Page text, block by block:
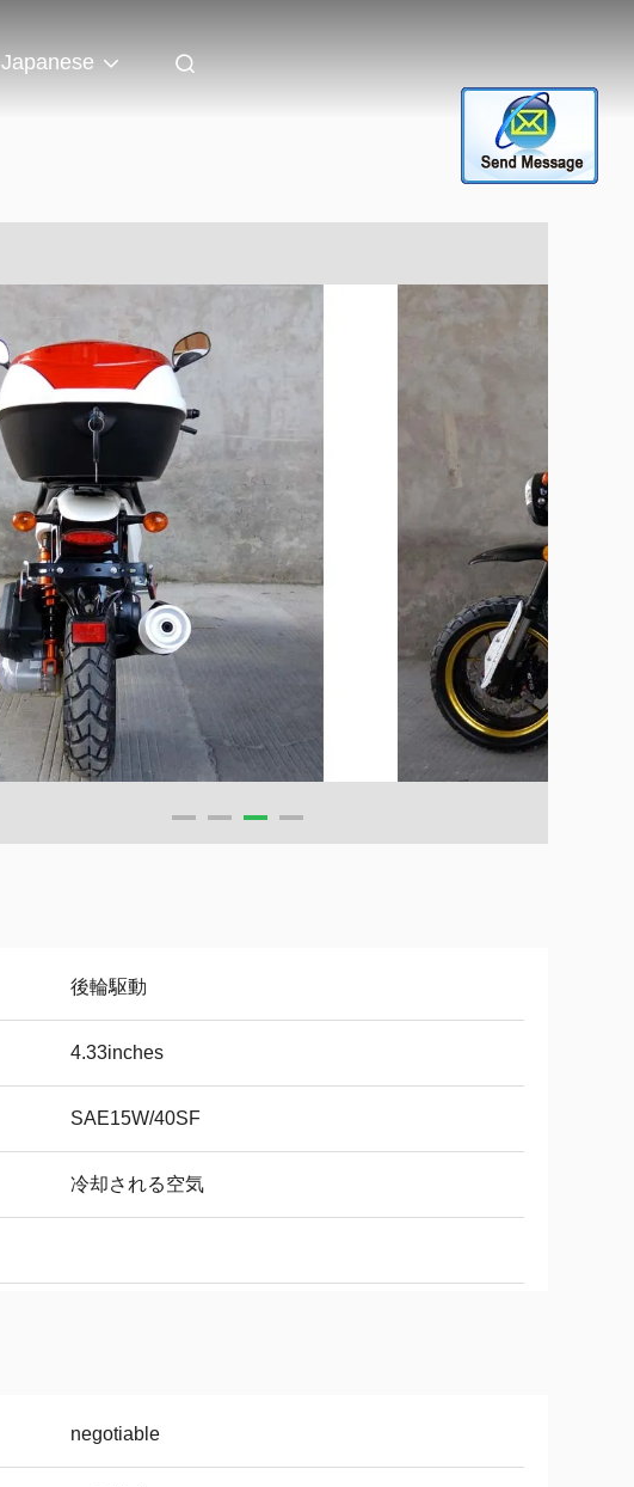
Japanese
後輪駆動
4.33inches
SAE15W/40SF
冷却される空気
negotiable